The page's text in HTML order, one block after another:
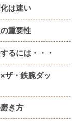
は速い
重要性
るには・・・
ザ・鉄腕ダッ
き方